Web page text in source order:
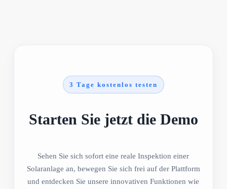
3 Tage kostenlos testen
Starten Sie jetzt die Demo
Sehen Sie sich sofort eine reale Inspektion einer
Solaranlage an, bewegen Sie sich frei auf der Plattform
und entdecken Sie unsere innovativen Funktionen wie